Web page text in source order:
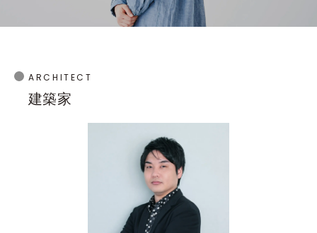
ARCHITECT
建築家